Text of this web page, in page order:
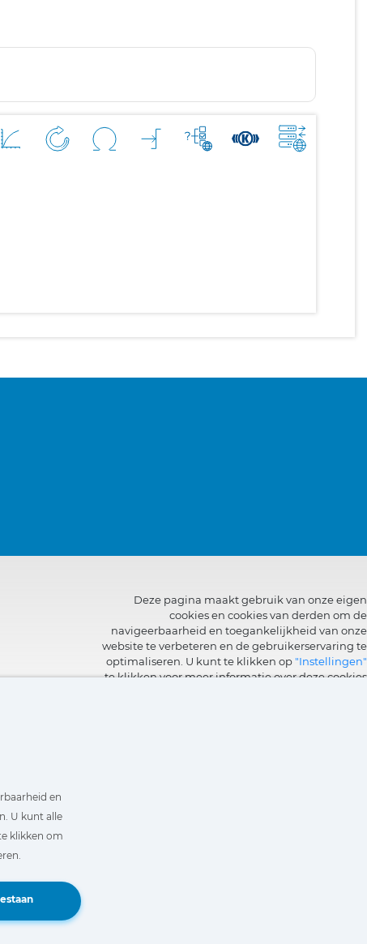
Deze pagina maakt gebruik van onze eigen
cookies en cookies van derden om de
navigeerbaarheid en toegankelijkheid van onze
website te verbeteren en de gebruikerservaring te
optimaliseren. U kunt te klikken op"Instellingen"
te klikken voor meer informatie over deze cookies
en
U kunt alle
klikken om